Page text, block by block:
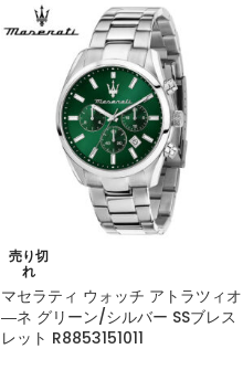
売り切
れ
マセラティ ウォッチ アトラツィオ
―ネ グリーン/シルバー SSブレス
レット R8853151011